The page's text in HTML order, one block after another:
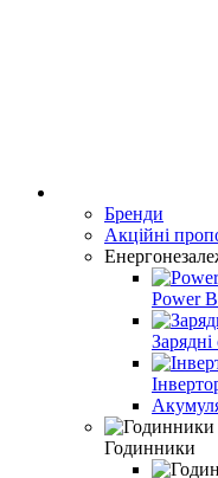
Бренди
Акційні
Power
Зарядні
Годинники